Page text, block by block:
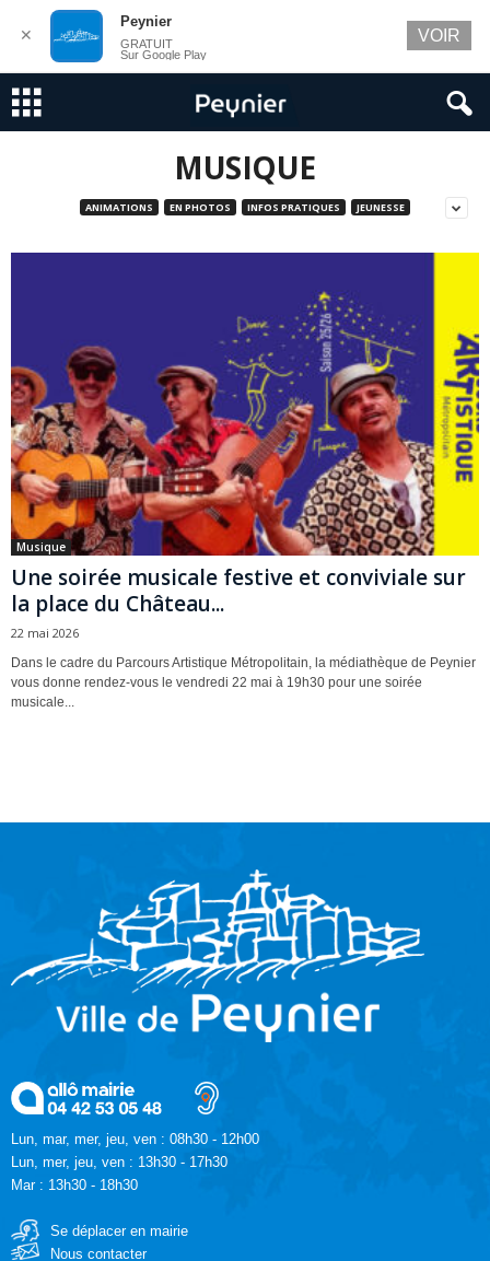
MUSIQUE
ANIMATIONS EN PHOTOS INFOS PRATIQUES JEUNESSE
Musique
Une soirée musicale festive et conviviale sur
la place du Château...
22 mai 2026
Dans le cadre du Parcours Artistique Métropolitain, la médiathèque de Peynier
vous donne rendez-vous le vendredi 22 mai à 19h30 pour une soirée
musicale...
Lun, mar, mer, jeu, ven : 08h30 - 12h00
Lun, mer, jeu, ven : 13h30 - 17h30
Mar : 13h30 - 18h30
Se déplacer en mairie
Nous contacter
✕
Peynier
GRATUIT
Sur Google Play
VOIR